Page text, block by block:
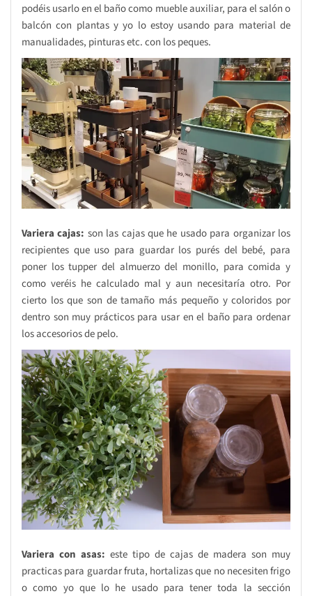
podéis usarlo en el baño como mueble auxiliar, para el salón o
balcón con plantas y yo lo estoy usando para material de
manualidades, pinturas etc. con los peques.
Variera cajas: son las cajas que he usado para organizar los
recipientes que uso para guardar los purés del bebé, para
poner los tupper del almuerzo del monillo, para comida y
como veréis he calculado mal y aun necesitaría otro. Por
cierto los que son de tamaño más pequeño y coloridos por
dentro son muy prácticos para usar en el baño para ordenar
los accesorios de pelo.
Variera con asas: este tipo de cajas de madera son muy
practicas para guardar fruta, hortalizas que no necesiten frigo
o como yo que lo he usado para tener toda la sección